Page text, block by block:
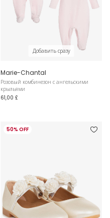
Добавить сразу
Marie-Chantal
Розовый комбинезон с ангельскими
крыльями
61,00 £
50% OFF